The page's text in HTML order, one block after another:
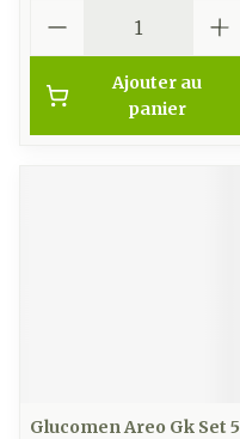
Ajouter au
panier
Glucomen Areo Gk Set 5